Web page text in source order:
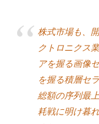
株式市場も、
クトロニクス
アを握る画像
を握る積層セ
総額の序列最
耗戦に明け暮